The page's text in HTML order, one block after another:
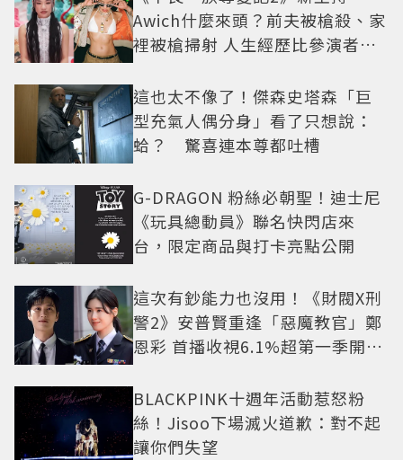
Awich什麼來頭？前夫被槍殺、家
裡被槍掃射 人生經歷比參演者還
這也太不像了！傑森史塔森「巨
型充氣人偶分身」看了只想說：
蛤？ 驚喜連本尊都吐槽
G-DRAGON 粉絲必朝聖！迪士尼
《玩具總動員》聯名快閃店來
台，限定商品與打卡亮點公開
這次有鈔能力也沒用！《財閥X刑
警2》安普賢重逢「惡魔教官」鄭
恩彩 首播收視6.1%超第一季開紅
BLACKPINK十週年活動惹怒粉
絲！Jisoo下場滅火道歉：對不起
讓你們失望